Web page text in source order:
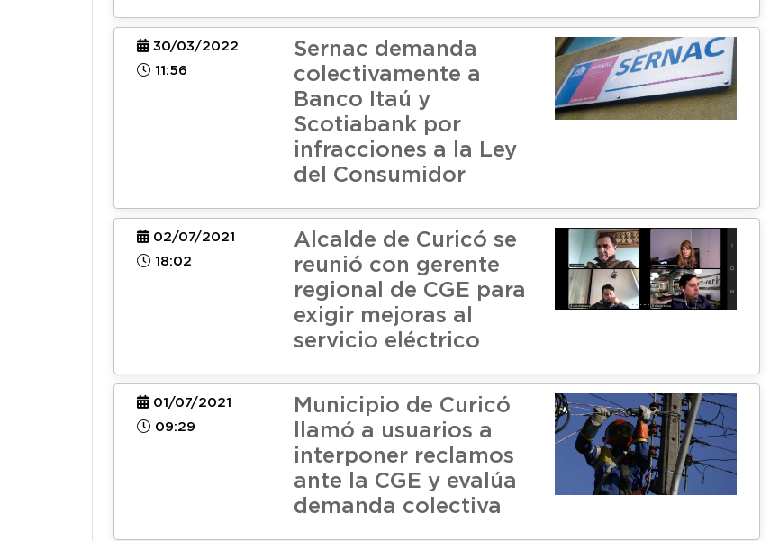
30/03/2022
11:56
Sernac demanda
colectivamente a
Banco Itaú y
Scotiabank por
infracciones a la Ley
del Consumidor
02/07/2021
18:02
Alcalde de Curicó se
reunió con gerente
regional de CGE para
exigir mejoras al
servicio eléctrico
01/07/2021
09:29
Municipio de Curicó
llamó a usuarios a
interponer reclamos
ante la CGE y evalúa
demanda colectiva